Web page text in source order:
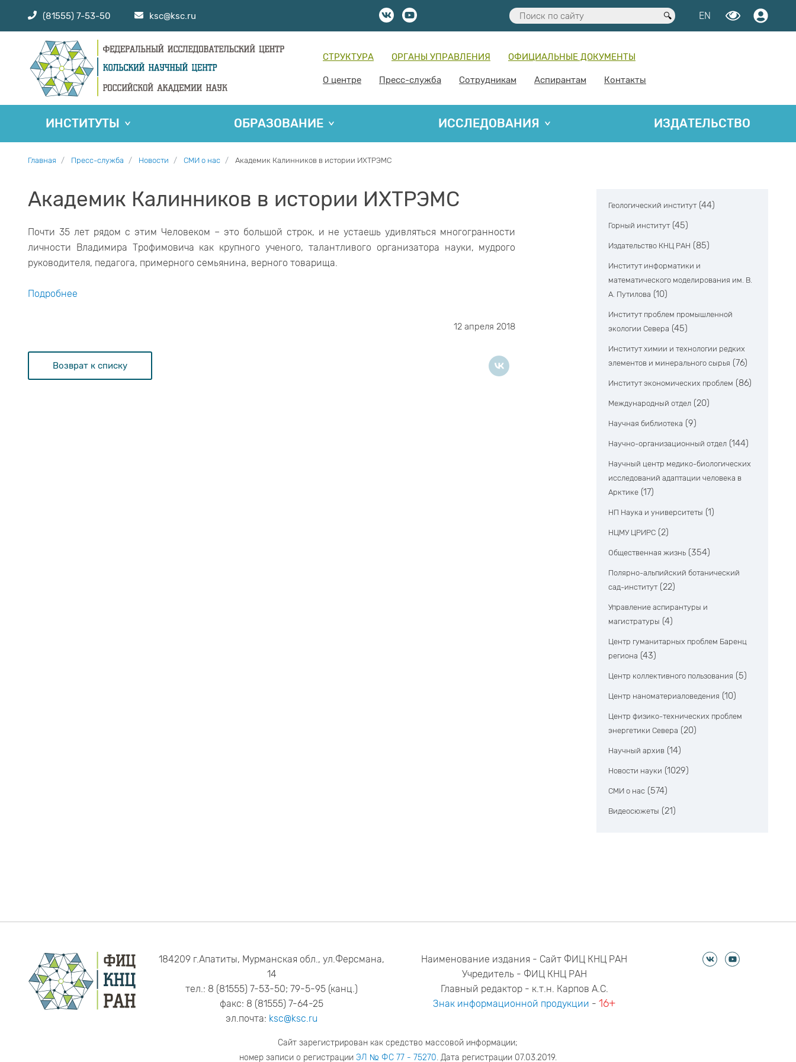
(81555) 7-53-50 ksc@ksc.ru EN
СТРУКТУРА ОРГАНЫ УПРАВЛЕНИЯ ОФИЦИАЛЬНЫЕ ДОКУМЕНТЫ
О центре Пресс-служба Сотрудникам Аспирантам Контакты
ИНСТИТУТЫ ОБРАЗОВАНИЕ ИССЛЕДОВАНИЯ ИЗДАТЕЛЬСТВО
Главная Пресс-служба Новости СМИ о нас Академик Калинников в истории ИХТРЭМС
Академик Калинников в истории ИХТРЭМС
Почти 35 лет рядом с этим Человеком – это большой строк, и не устаешь удивляться многогранности
личности Владимира Трофимовича как крупного ученого, талантливого организатора науки, мудрого
руководителя, педагога, примерного семьянина, верного товарища.
Подробнее
12 апреля 2018
Возврат к списку
Геологический институт (44)
Горный институт (45)
Издательство КНЦ РАН (85)
Институт информатики и
математического моделирования им. В.
А. Путилова (10)
Институт проблем промышленной
экологии Севера (45)
Институт химии и технологии редких
элементов и минерального сырья (76)
Институт экономических проблем (86)
Международный отдел (20)
Научная библиотека (9)
Научно-организационный отдел (144)
Научный центр медико-биологических
исследований адаптации человека в
Арктике (17)
НП Наука и университеты (1)
НЦМУ ЦРИРС (2)
Общественная жизнь (354)
Полярно-альпийский ботанический
сад-институт (22)
Управление аспирантуры и
магистратуры (4)
Центр гуманитарных проблем Баренц
региона (43)
Центр коллективного пользования (5)
Центр наноматериаловедения (10)
Центр физико-технических проблем
энергетики Севера (20)
Научный архив (14)
Новости науки (1029)
СМИ о нас (574)
Видеосюжеты (21)
184209 г.Апатиты, Мурманская обл., ул.Ферсмана,
14
тел.: 8 (81555) 7-53-50; 79-5-95 (канц.)
факс: 8 (81555) 7-64-25
эл.почта: ksc@ksc.ru
Наименование издания - Сайт ФИЦ КНЦ РАН
Учредитель - ФИЦ КНЦ РАН
Главный редактор - к.т.н. Карпов А.С.
Знак информационной продукции -16+
Сайт зарегистрирован как средство массовой информации;
номер записи о регистрации ЭЛ № ФС 77 - 75270. Дата регистрации 07.03.2019.